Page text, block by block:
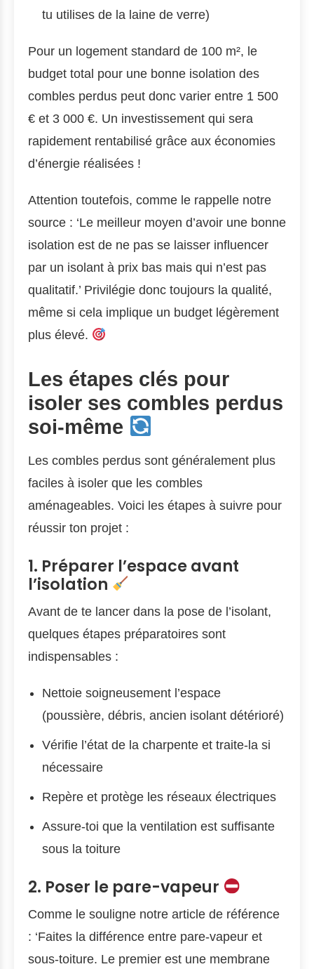
tu utilises de la laine de verre)
Pour un logement standard de 100 m², le
budget total pour une bonne isolation des
combles perdus peut donc varier entre 1 500
€ et 3 000 €. Un investissement qui sera
rapidement rentabilisé grâce aux économies
d’énergie réalisées !
Attention toutefois, comme le rappelle notre
source : ‘Le meilleur moyen d’avoir une bonne
isolation est de ne pas se laisser influencer
par un isolant à prix bas mais qui n’est pas
qualitatif.’ Privilégie donc toujours la qualité,
même si cela implique un budget légèrement
plus élevé.
Les étapes clés pour
isoler ses combles perdus
soi-même
Les combles perdus sont généralement plus
faciles à isoler que les combles
aménageables. Voici les étapes à suivre pour
réussir ton projet :
1. Préparer l’espace avant
l’isolation
Avant de te lancer dans la pose de l’isolant,
quelques étapes préparatoires sont
indispensables :
Nettoie soigneusement l’espace
(poussière, débris, ancien isolant détérioré)
Vérifie l’état de la charpente et traite-la si
nécessaire
Repère et protège les réseaux électriques
Assure-toi que la ventilation est suffisante
sous la toiture
2. Poser le pare-vapeur
Comme le souligne notre article de référence
: ‘Faites la différence entre pare-vapeur et
sous-toiture. Le premier est une membrane